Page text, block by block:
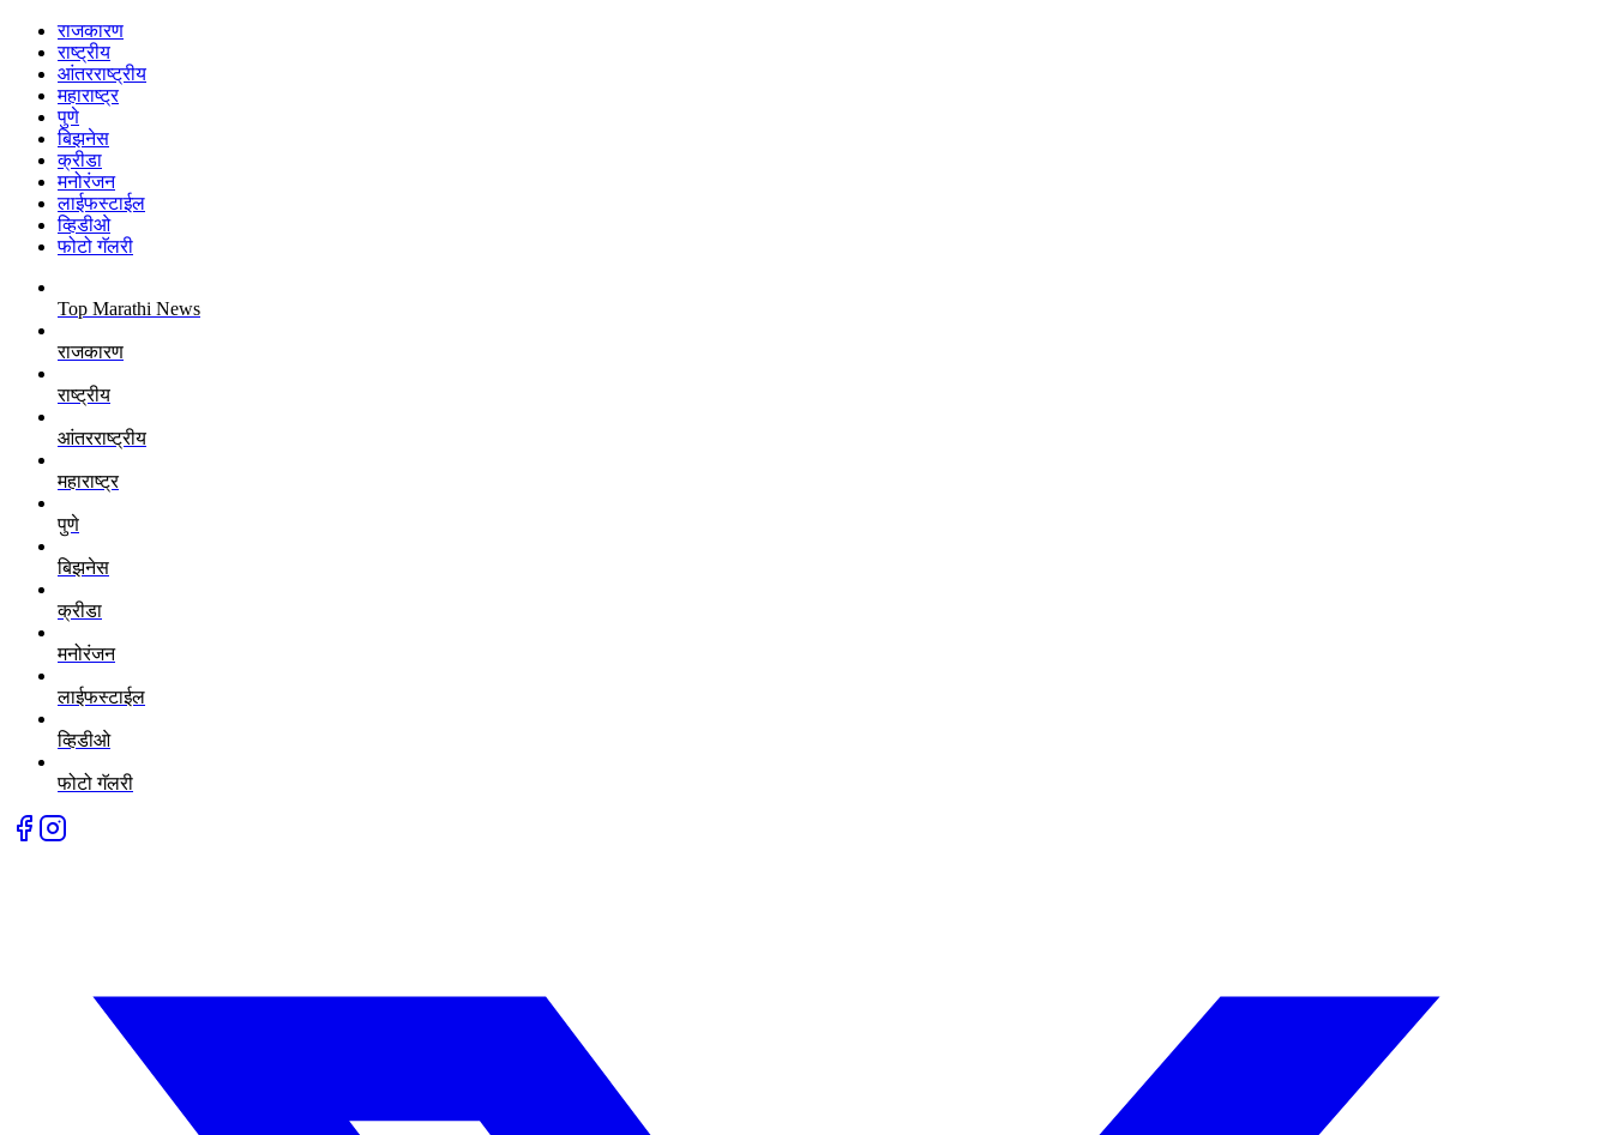
राजकारण
राष्ट्रीय
आंतरराष्ट्रीय
महाराष्ट्र
पुणे
बिझनेस
क्रीडा
मनोरंजन
लाईफस्टाईल
व्हिडीओ
फोटो गॅलरी
Top Marathi News
राजकारण
राष्ट्रीय
आंतरराष्ट्रीय
महाराष्ट्र
पुणे
बिझनेस
क्रीडा
मनोरंजन
लाईफस्टाईल
व्हिडीओ
फोटो गॅलरी